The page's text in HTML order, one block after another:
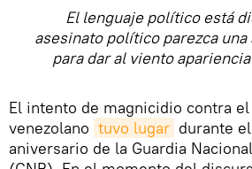
El lenguaje político está
asesinato político parezca
para dar al viento
El intento de magnicidio contra
venezolano tuvo lugar durante
aniversario de la Guardia